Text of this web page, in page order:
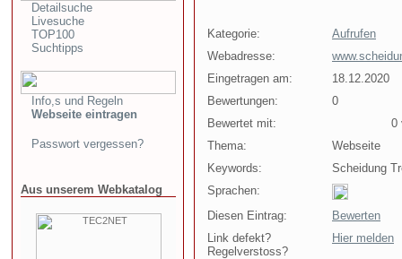
Detailsuche
Livesuche
TOP100
Suchtipps
Info,s und Regeln
Webseite eintragen
Passwort vergessen?
Aus unserem Webkatalog
Kategorie:
Aufrufen
Webadresse:
Eingetragen am:
18.12.2020
Bewertungen:
0
Bewertet mit:
0
Thema:
Webseite
Keywords:
Scheidung
Sprachen:
Diesen Eintrag:
Bewerten
Link defekt?
Regelverstoss?
Hier melden